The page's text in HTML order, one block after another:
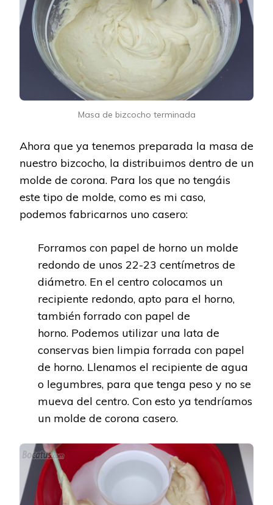
Masa de bizcocho terminada
Ahora que ya tenemos preparada la masa de
nuestro bizcocho, la distribuimos dentro de un
molde de corona. Para los que no tengáis
este tipo de molde, como es mi caso,
podemos fabricarnos uno casero:
Forramos con papel de horno un molde
redondo de unos 22-23 centímetros de
diámetro. En el centro colocamos un
recipiente redondo, apto para el horno,
también forrado con papel de
horno. Podemos utilizar una lata de
conservas bien limpia forrada con papel
de horno. Llenamos el recipiente de agua
o legumbres, para que tenga peso y no se
mueva del centro. Con esto ya tendríamos
un molde de corona casero.